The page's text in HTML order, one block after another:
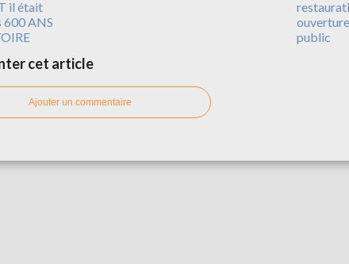
il était
600 ANS
public
cet article
Ajouter un commentaire